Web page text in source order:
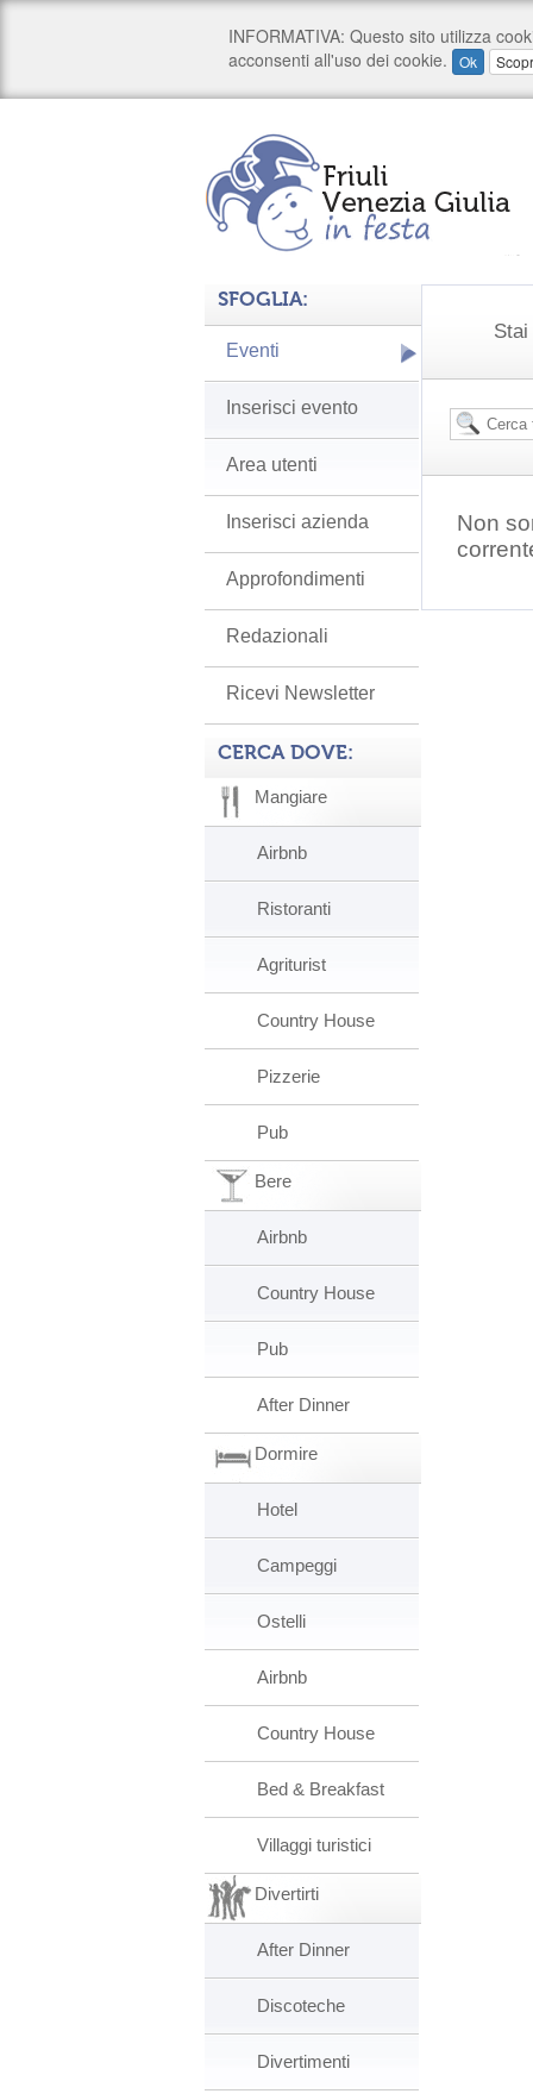
Non
SFOGLIA:
Eventi
Inserisci evento
Area utenti
Inserisci azienda
Approfondimenti
Redazionali
Ricevi Newsletter
CERCA DOVE:
Mangiare
Airbnb
Ristoranti
Agriturist
Country House
Pizzerie
Pub
Bere
Airbnb
Country House
Pub
After Dinner
Dormire
Hotel
Campeggi
Ostelli
Airbnb
Country House
Bed & Breakfast
Villaggi turistici
Divertirti
After Dinner
Discoteche
Divertimenti